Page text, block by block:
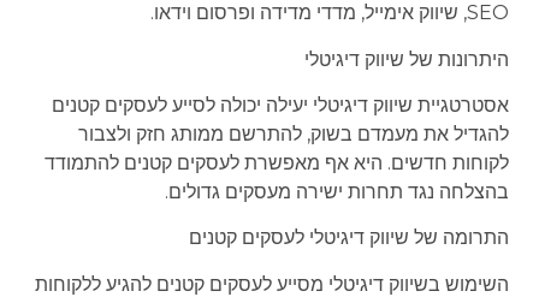
SEO, שיווק אימייל, מדדי מדידה ופרסום וידאו.
היתרונות של שיווק דיגיטלי
אסטרטגיית שיווק דיגיטלי יעילה יכולה לסייע לעסקים קטנים
להגדיל את מעמדם בשוק, להתרשם ממותג חזק ולצבור
לקוחות חדשים. היא אף מאפשרת לעסקים קטנים להתמודד
בהצלחה נגד תחרות ישירה מעסקים גדולים.
התרומה של שיווק דיגיטלי לעסקים קטנים
השימוש בשיווק דיגיטלי מסייע לעסקים קטנים להגיע ללקוחות